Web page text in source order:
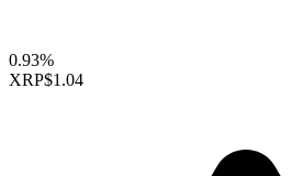
0.93%
XRP$1.04